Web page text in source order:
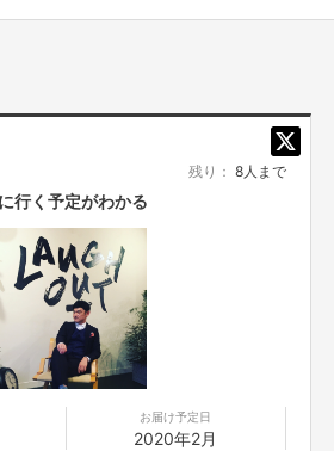
った場合速やかにお答えさせて頂きます。
メッセージからご連絡ください。
view/2592
は無料で交換させていただきます。到着日から
ご連絡ください。それ以上経過しますと返品
います。※サポーターのご都合によるキャンセ
せん。
残り： 8人まで
行く予定がわかる
お届け予定日
2020年2月